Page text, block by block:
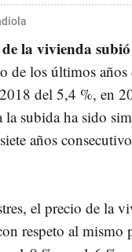
la vivienda
de los últimos
del 5,4 %, en
la subida ha sido
años
el precio de la
respeto al